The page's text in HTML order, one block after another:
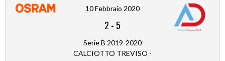
10 Febbraio 2020
2 - 5
Serie B 2019-2020
CALCIOTTO TREVISO -